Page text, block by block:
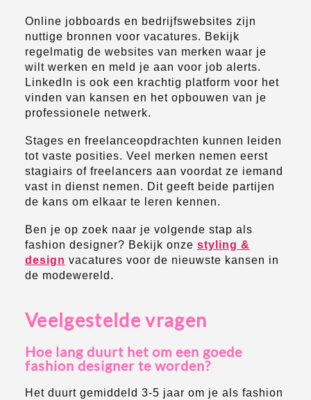
Online jobboards en bedrijfswebsites zijn
nuttige bronnen voor vacatures. Bekijk
regelmatig de websites van merken waar je
wilt werken en meld je aan voor job alerts.
LinkedIn is ook een krachtig platform voor het
vinden van kansen en het opbouwen van je
professionele netwerk.
Stages en freelanceopdrachten kunnen leiden
tot vaste posities. Veel merken nemen eerst
stagiairs of freelancers aan voordat ze iemand
vast in dienst nemen. Dit geeft beide partijen
de kans om elkaar te leren kennen.
Ben je op zoek naar je volgende stap als
fashion designer? Bekijk onze styling &
design vacatures voor de nieuwste kansen in
de modewereld.
Veelgestelde vragen
Hoe lang duurt het om een goede
fashion designer te worden?
Het duurt gemiddeld 3-5 jaar om je als fashion